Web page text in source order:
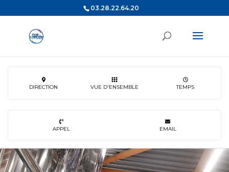
03.28.22.64.20
DIRECTION VUE D'ENSEMBLE TEMPS
APPEL EMAIL